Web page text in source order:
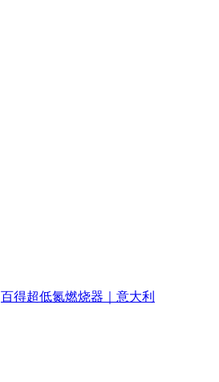
百得超低氮燃烧器｜意大利